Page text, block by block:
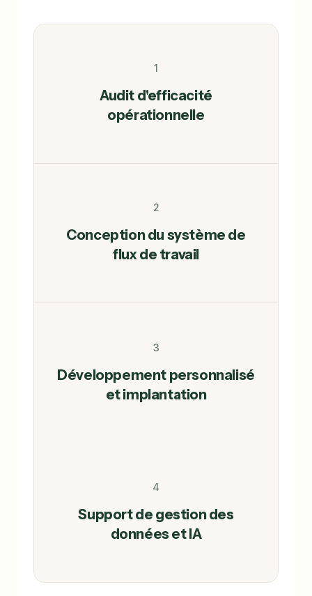
1
Audit d'efficacité
opérationnelle
2
Conception du système de
flux de travail
3
Développement personnalisé
et implantation
4
Support de gestion des
données et IA